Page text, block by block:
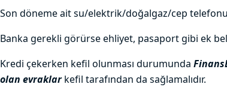
Son döneme ait su/elektrik/doğalgaz/cep
Banka gerekli görürse ehliyet, pasaport gibi ek
Kredi çekerken kefil olunması durumunda
olan evraklarkefil tarafından da sağlamalıdır.